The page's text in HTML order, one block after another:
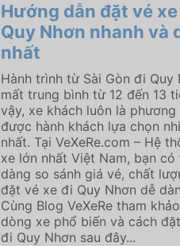
Hướng dẫn đặt vé
Quy Nhơn nhanh và
nhất
Hành trình từ Sài Gòn đi Quy
mất trung bình từ 12 đến 13
vậy, xe khách luôn là phương
được hành khách lựa chọn
nhất. Tại VeXeRe.com – Hệ
xe lớn nhất Việt Nam, bạn có
dàng so sánh giá vé, chất
đặt vé xe đi Quy Nhơn dễ
Cùng Blog VeXeRe tham
dòng xe phổ biến và cách
đi Quy Nhơn sau đây...